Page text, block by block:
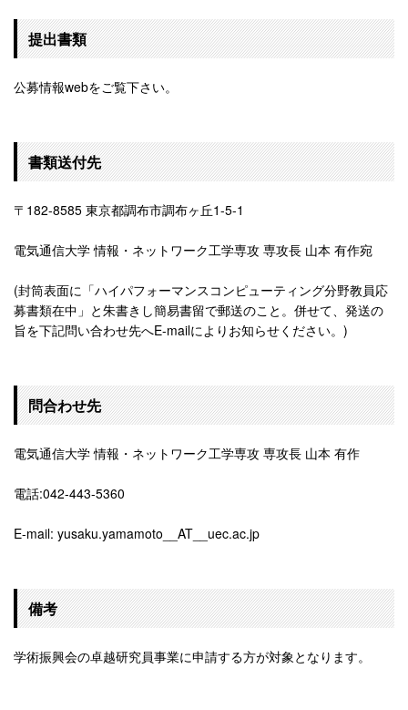
提出書類
公募情報webをご覧下さい。
書類送付先
〒182-8585 東京都調布市調布ヶ丘1-5-1
電気通信大学 情報・ネットワーク工学専攻 専攻長 山本 有作宛
(封筒表面に「ハイパフォーマンスコンピューティング分野教員応
募書類在中」と朱書きし簡易書留で郵送のこと。併せて、発送の
旨を下記問い合わせ先へE-mailによりお知らせください。)
問合わせ先
電気通信大学 情報・ネットワーク工学専攻 専攻長 山本 有作
電話:042-443-5360
E-mail: yusaku.yamamoto__AT__uec.ac.jp
備考
学術振興会の卓越研究員事業に申請する方が対象となります。